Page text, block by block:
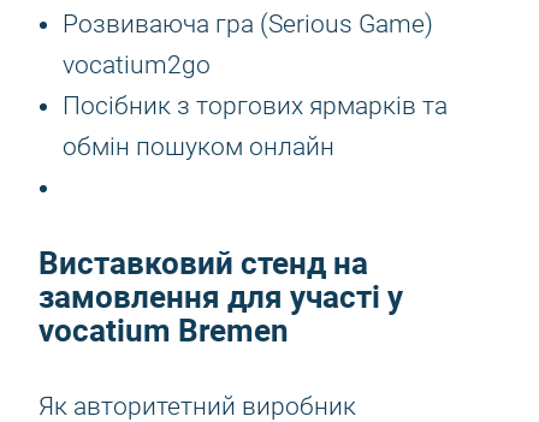
Розвиваюча гра (Serious Game)
vocatium2go
Посібник з торгових ярмарків та
обмін пошуком онлайн
Виставковий стенд на
замовлення для участі у
vocatium Bremen
Як авторитетний виробник